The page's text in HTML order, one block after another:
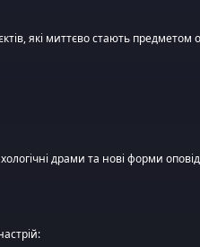
які миттєво стають
драми та нові форми